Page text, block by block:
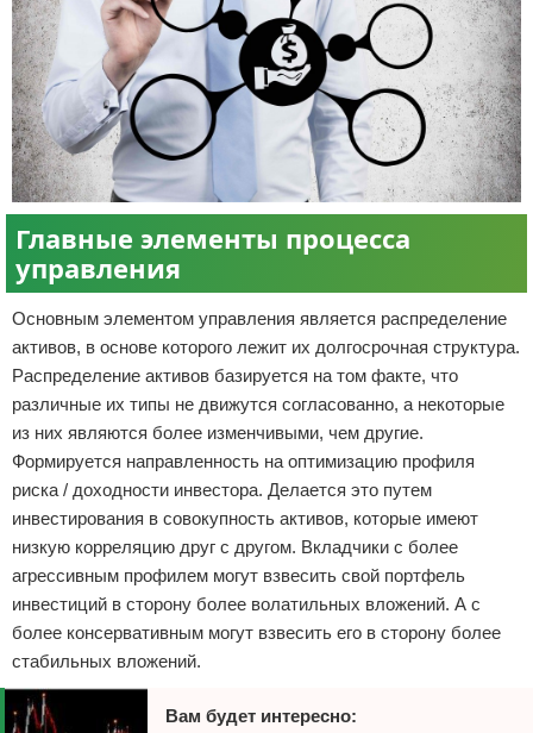
Главные элементы процесса
управления
Основным элементом управления является распределение
активов, в основе которого лежит их долгосрочная структура.
Распределение активов базируется на том факте, что
различные их типы не движутся согласованно, а некоторые
из них являются более изменчивыми, чем другие.
Формируется направленность на оптимизацию профиля
риска / доходности инвестора. Делается это путем
инвестирования в совокупность активов, которые имеют
низкую корреляцию друг с другом. Вкладчики с более
агрессивным профилем могут взвесить свой портфель
инвестиций в сторону более волатильных вложений. А с
более консервативным могут взвесить его в сторону более
стабильных вложений.
Вам будет интересно: